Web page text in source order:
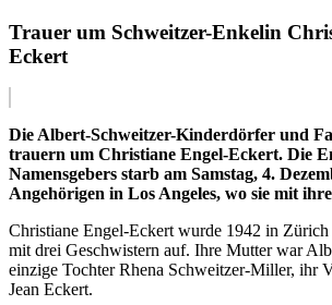
Trauer um Schweitzer-Enkelin
Eckert
Die Albert-Schweitzer-Kinderdörfer und
trauern um Christiane Engel-Eckert. Die
Namensgebers starb am Samstag, 4.
Angehörigen in Los Angeles, wo sie mit
Christiane Engel-Eckert wurde 1942 in
mit drei Geschwistern auf. Ihre Mutter war
einzige Tochter Rhena Schweitzer-Miller, ihr
Jean Eckert.